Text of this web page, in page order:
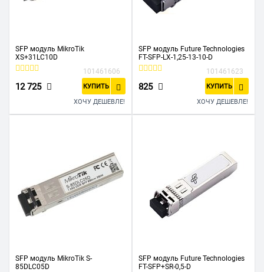
SFP модуль MikroTik
XS+31LC10D
101461606
12 725 КУПИТЬ
ХОЧУ ДЕШЕВЛЕ!
SFP модуль Future Technologies
FT-SFP-LX-1,25-13-10-D
101461623
825 КУПИТЬ
ХОЧУ ДЕШЕВЛЕ!
SFP модуль MikroTik S-
85DLC05D
SFP модуль Future Technologies
FT-SFP+SR-0,5-D